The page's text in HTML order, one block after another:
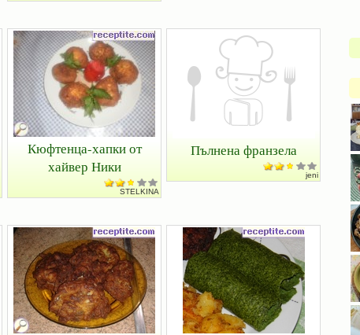
Кюфтенца-хапки от
хайвер Ники
STELKINA
Пълнена франзела
jeni